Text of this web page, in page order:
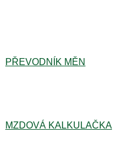
PŘEVODNÍK MĚN
MZDOVÁ KALKULAČKA